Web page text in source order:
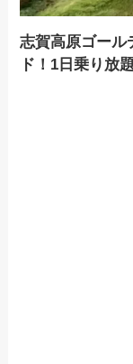
志賀高原ゴール
ド！1日乗り放